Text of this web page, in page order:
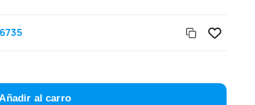
al carro